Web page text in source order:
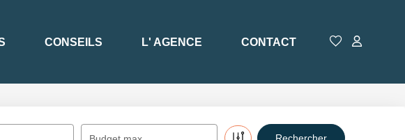
CONSEILS L' AGENCE CONTACT